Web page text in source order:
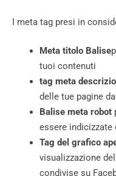
I meta tag presi in
Meta titolo Balise
tuoi contenuti
tag meta
delle tue pagine
Balise meta robot
essere
Tag del grafico
visualizzazione
condivise su